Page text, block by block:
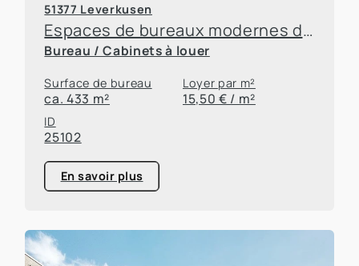
51377 Leverkusen
Espaces de bureaux modernes dans le parc d'innovation de Leverkusen
Bureau / Cabinets à louer
Surface de bureau
ca. 433 m²
Loyer par m²
15,50 € / m²
ID
25102
En savoir plus